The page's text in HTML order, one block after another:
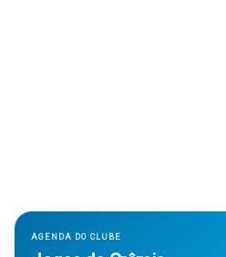
AGENDA DO CLUBE